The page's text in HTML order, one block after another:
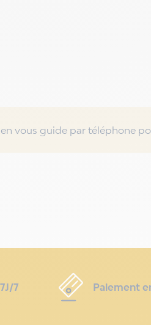
vous guide par téléphone
7 Paiement